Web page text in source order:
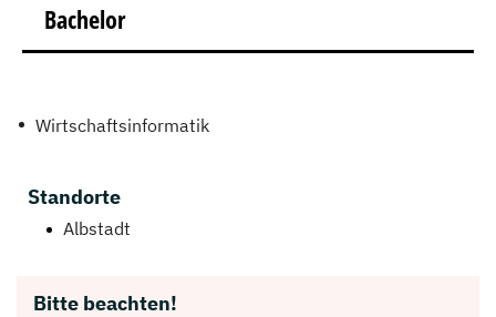
Bachelor
Wirtschaftsinformatik
Standorte
Albstadt
Bitte beachten!